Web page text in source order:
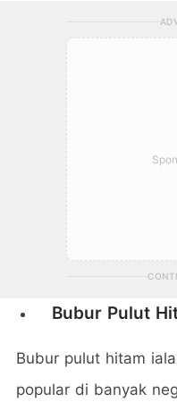
Bubur Pulut
Bubur pulut hitam
popular di banyak